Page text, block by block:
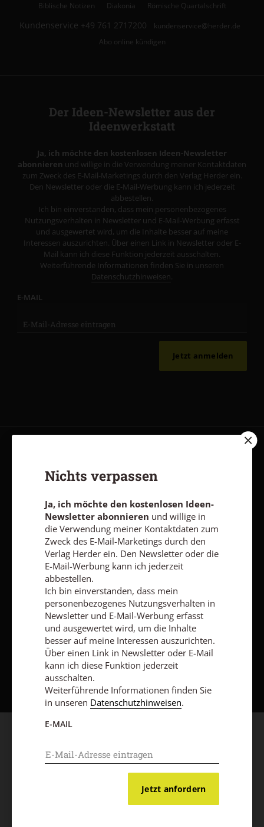
Biblische Notizen
Diakonia Römische Quartalschrift
Kundenservice +49 761 2717200
kundenservice@herder.de
Abo online kündigen
Der Ideen-Newsletter aus der
Ideenwerkstatt
Ja, ich möchte den kostenlosen Ideen-Newsletter
abonnieren und willige in die Verwendung meiner Kontaktdaten
zum Zweck des E-Mail-Marketings durch den Verlag Herder ein.
Den Newsletter oder die E-Mail-Werbung kann ich jederzeit
abbestellen.
Ich bin einverstanden, dass mein personenbezogenes
Nutzungsverhalten in Newsletter und E-Mail-Werbung erfasst
und ausgewertet wird, um die Inhalte besser auf meine
Interessen auszurichten. Über einen Link in Newsletter oder E-
Mail kann ich diese Funktion jederzeit ausschalten.
Weiterführende Informationen finden Sie in unseren
Datenschutzhinweisen
E-MAIL
Jetzt anmelden
Impressum
Vertrag widerrufen Abo online kündigen
Nach oben
Nichts verpassen
Ja, ich möchte den kostenlosen Ideen-
Newsletter abonnieren und willige in
die Verwendung meiner Kontaktdaten zum
Zweck des E-Mail-Marketings durch den
Verlag Herder ein. Den Newsletter oder die
E-Mail-Werbung kann ich jederzeit
abbestellen.
Ich bin einverstanden, dass mein
personenbezogenes Nutzungsverhalten in
Newsletter und E-Mail-Werbung erfasst
und ausgewertet wird, um die Inhalte
besser auf meine Interessen auszurichten.
Über einen Link in Newsletter oder E-Mail
kann ich diese Funktion jederzeit
ausschalten.
Weiterführende Informationen finden Sie
in unseren Datenschutzhinweisen.
E-MAIL
Jetzt anfordern